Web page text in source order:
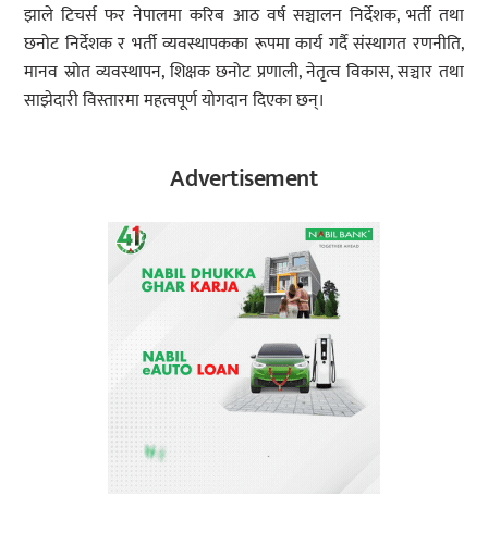
झाले टिचर्स फर नेपालमा करिब आठ वर्ष सञ्चालन निर्देशक, भर्ती तथा
छनोट निर्देशक र भर्ती व्यवस्थापकका रूपमा कार्य गर्दै संस्थागत रणनीति,
मानव स्रोत व्यवस्थापन, शिक्षक छनोट प्रणाली, नेतृत्व विकास, सञ्चार तथा
साझेदारी विस्तारमा महत्वपूर्ण योगदान दिएका छन्।
Advertisement